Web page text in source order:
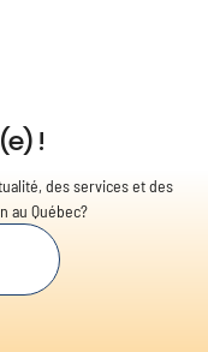
!
des services et des
au Québec?